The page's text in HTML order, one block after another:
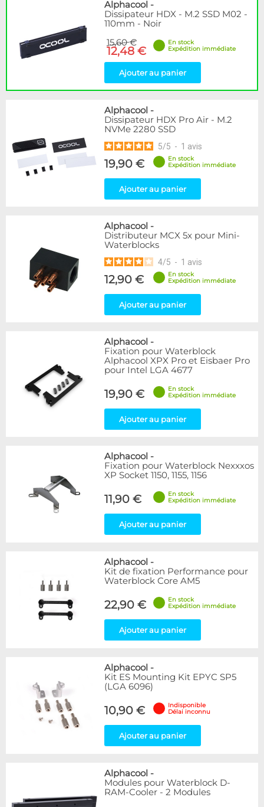
Disponibilité / Promotions
Articles en promotions
Appliquer
Alphacool -
Dissipateur HDX - M.2 SSD M02 -
110mm - Noir
15,60 €
12,48 €
En stock
Expédition immédiate
Ajouter au panier
Alphacool -
Dissipateur HDX Pro Air - M.2
NVMe 2280 SSD
5/5 - 1 avis
19,90 €
En stock
Expédition immédiate
Ajouter au panier
Alphacool -
Distributeur MCX 5x pour Mini-
Waterblocks
4/5 - 1 avis
12,90 €
En stock
Expédition immédiate
Ajouter au panier
Alphacool -
Fixation pour Waterblock
Alphacool XPX Pro et Eisbaer Pro
pour Intel LGA 4677
19,90 €
En stock
Expédition immédiate
Ajouter au panier
Alphacool -
Fixation pour Waterblock Nexxxos
XP Socket 1150, 1155, 1156
11,90 €
En stock
Expédition immédiate
Ajouter au panier
Alphacool -
Kit de fixation Performance pour
Waterblock Core AM5
22,90 €
En stock
Expédition immédiate
Ajouter au panier
Alphacool -
Kit ES Mounting Kit EPYC SP5
(LGA 6096)
10,90 €
Indisponible
Délai inconnu
Ajouter au panier
Alphacool -
Modules pour Waterblock D-
RAM-Cooler - 2 Modules